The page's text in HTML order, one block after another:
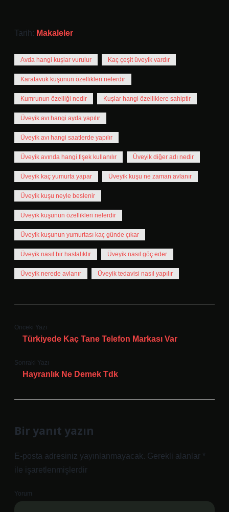
Tarih: Makaleler
Avda hangi kuşlar vurulur Kaç çeşit üveyik vardır
Karatavuk kuşunun özellikleri nelerdir
Kumrunun özelliği nedir Kuşlar hangi özelliklere sahiptir
Üveyik avı hangi ayda yapılır
Üveyik avı hangi saatlerde yapılır
Üveyik avında hangi fişek kullanılır Üveyik diğer adı nedir
Üveyik kaç yumurta yapar Üveyik kuşu ne zaman avlanır
Üveyik kuşu neyle beslenir
Üveyik kuşunun özellikleri nelerdir
Üveyik kuşunun yumurtası kaç günde çıkar
Üveyik nasıl bir hastalıktır Üveyik nasıl göç eder
Üveyik nerede avlanır Üveyik tedavisi nasıl yapılır
Önceki Yazı
Türkiyede Kaç Tane Telefon Markası Var
Sonraki Yazı
Hayranlık Ne Demek Tdk
Bir yanıt yazın
E-posta adresiniz yayınlanmayacak. Gerekli alanlar *
ile işaretlenmişlerdir
Yorum